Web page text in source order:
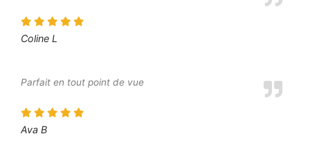
Coline L
Parfait en tout point de vue
Ava B